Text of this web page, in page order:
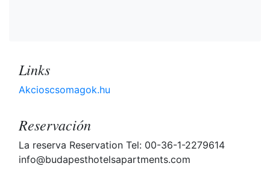
Links
Akcioscsomagok.hu
Reservación
La reserva Reservation Tel: 00-36-1-2279614
info@budapesthotelsapartments.com